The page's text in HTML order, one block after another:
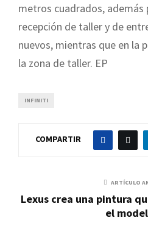
metros cuadrados, además
recepción de taller y de
nuevos, mientras que en la
la zona de taller. EP
INFINITI
COMPARTIR
ARTÍCULO
Lexus crea una pintura
el